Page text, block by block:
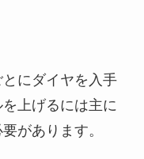
にダイヤを入手
上げるには主に
があります。